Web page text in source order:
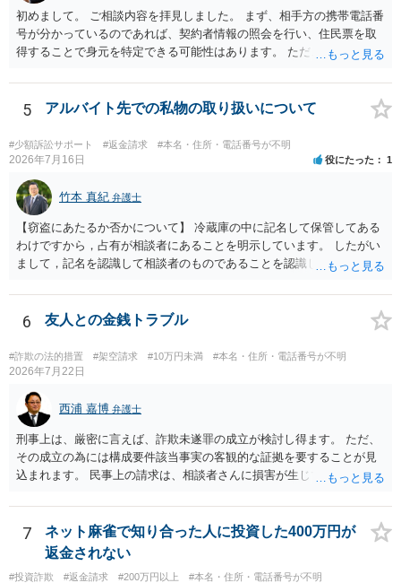
初めまして。 ご相談内容を拝見しました。 まず、相手方の携帯電話番
号が分かっているのであれば、契約者情報の照会を行い、住民票を取
得することで身元を特定できる可能性はあります。 ただ、他人名義の
ろです。 LINEについても、詐欺の事案であれば照会できる可能性はあ
りますが、携帯電話の番号を経由する方法より難しくなります。 身元
を特定した後は、返金の理屈があるかどうかを確認していきます。 基
本的に贈与に該当する場合には返金請求ができません。 詐欺を含め、
当方に返金の理屈があるかどうかを確認していきます。 さらに、渡し
た金額について、裏付けがあるかどうかも精査します。 上記を経て、
身元の特定、返金の理屈があると判断できるのであれば、まずは交渉
からスタートすることになるでしょう。 ご理解のとおり、詐欺である
ことの立証は簡単ではありません。 刑事事件化が出来るのであれば、
返金交渉で有利になる可能性がありますが、民事上の詐欺の立証以上
に難しいところがあります。 こちらについては、一度、最寄りの警察
良いかと思います。
5 アルバイト先での私物の取り扱いについて
#少額訴訟サポート #返金請求 #本名・住所・電話番号が不明
2026年7月16日 役にたった 1
竹本 真紀 弁護士
【窃盗にあたるか否かについて】 冷蔵庫の中に記名して保管してある
わけですから，占有が相談者にあることを明示しています。 したがい
まして，記名を認識して相談者のものであることを認識していながら
盗罪が成立します。 しかし，窃盗罪は，故意犯です。 過失犯の場合に
は，窃盗罪は成立しません。処罰規定がないからです。 おそらく，持
ち出した方は，相談者の記名に気づかず，自分のものと間違えて持ち
出してしまったのでしょう。 残っているのが無記名（つまり，自分の
物に記名していない）のようですから，記名を気にしていない方だと
思います。 この場合は，過失にすぎませんから，窃盗罪は成立せず，
刑事的処罰を求めることはできません。 【弁償してもらうことは可能
か】 刑事ではなく民事の場合，不法行為に基づく損害賠償請求が問題
となります。 不法行為に基づく損害賠償請求は，故意だけではなく過
失も対象となります。 したがいまして，弁償してもらうことは可能で
す。 ただし，間違えた方が誰かわかることが重要にはなります。
6 友人との金銭トラブル
#詐欺の法的措置 #架空請求 #10万円未満 #本名・住所・電話番号が不明
2026年7月22日
西浦 嘉博 弁護士
刑事上は、厳密に言えば、詐欺未遂罪の成立が検討し得ます。 ただ、
その成立の為には構成要件該当事実の客観的な証拠を要することが見
込まれます。 民事上の請求は、相談者さんに損害が生じていない以
い場合、最寄りの法律事務所での相談を検討ください。 上記、ご参考
ください。
7
ネット麻雀で知り合った人に投資した400万円が
返金されない
#投資詐欺 #返金請求 #200万円以上 #本名・住所・電話番号が不明